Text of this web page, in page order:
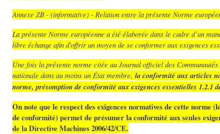
Annexe ZB - (informative) - Relation entre la présente Norme
La présente Norme européenne a été élaborée dans le cadre d’un
libre échange afin d'offrir un moyen de se conformer aux exigences
Une fois la présente norme citée au Journal officiel des
nationale dans au moins un État membre, la conformité aux articles
norme, présomption de conformité aux exigences essentielles
On note que le respect des exigences normatives de cette norme
de conformité) permet de présumer la conformité aux seules
de la Directive Machines 2006/42/CE.